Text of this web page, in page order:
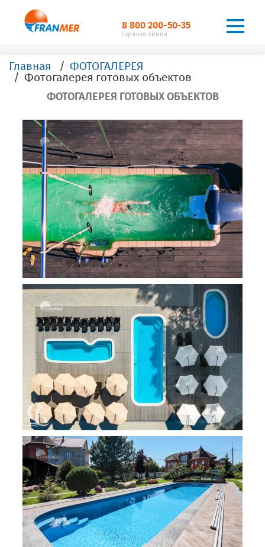
8 800 200-50-35
горячая линия
Главная
ФОТОГАЛЕРЕЯ
Фотогалерея готовых объектов
ФОТОГАЛЕРЕЯ ГОТОВЫХ ОБЪЕКТОВ